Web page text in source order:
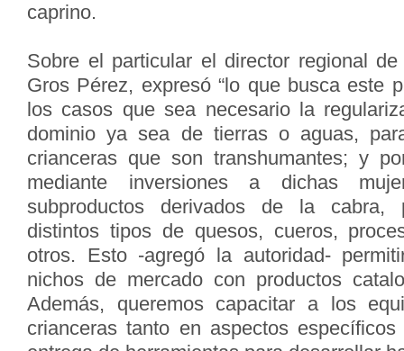
caprino.
Sobre el particular el director regional
Gros Pérez, expresó “lo que busca este
los casos que sea necesario la
dominio ya sea de tierras o aguas,
crianceras que son transhumantes; y
mediante inversiones a dichas
subproductos derivados de la cabra,
distintos tipos de quesos, cueros,
otros. Esto -agregó la autoridad-
nichos de mercado con productos
Además, queremos capacitar a los
crianceras tanto en aspectos